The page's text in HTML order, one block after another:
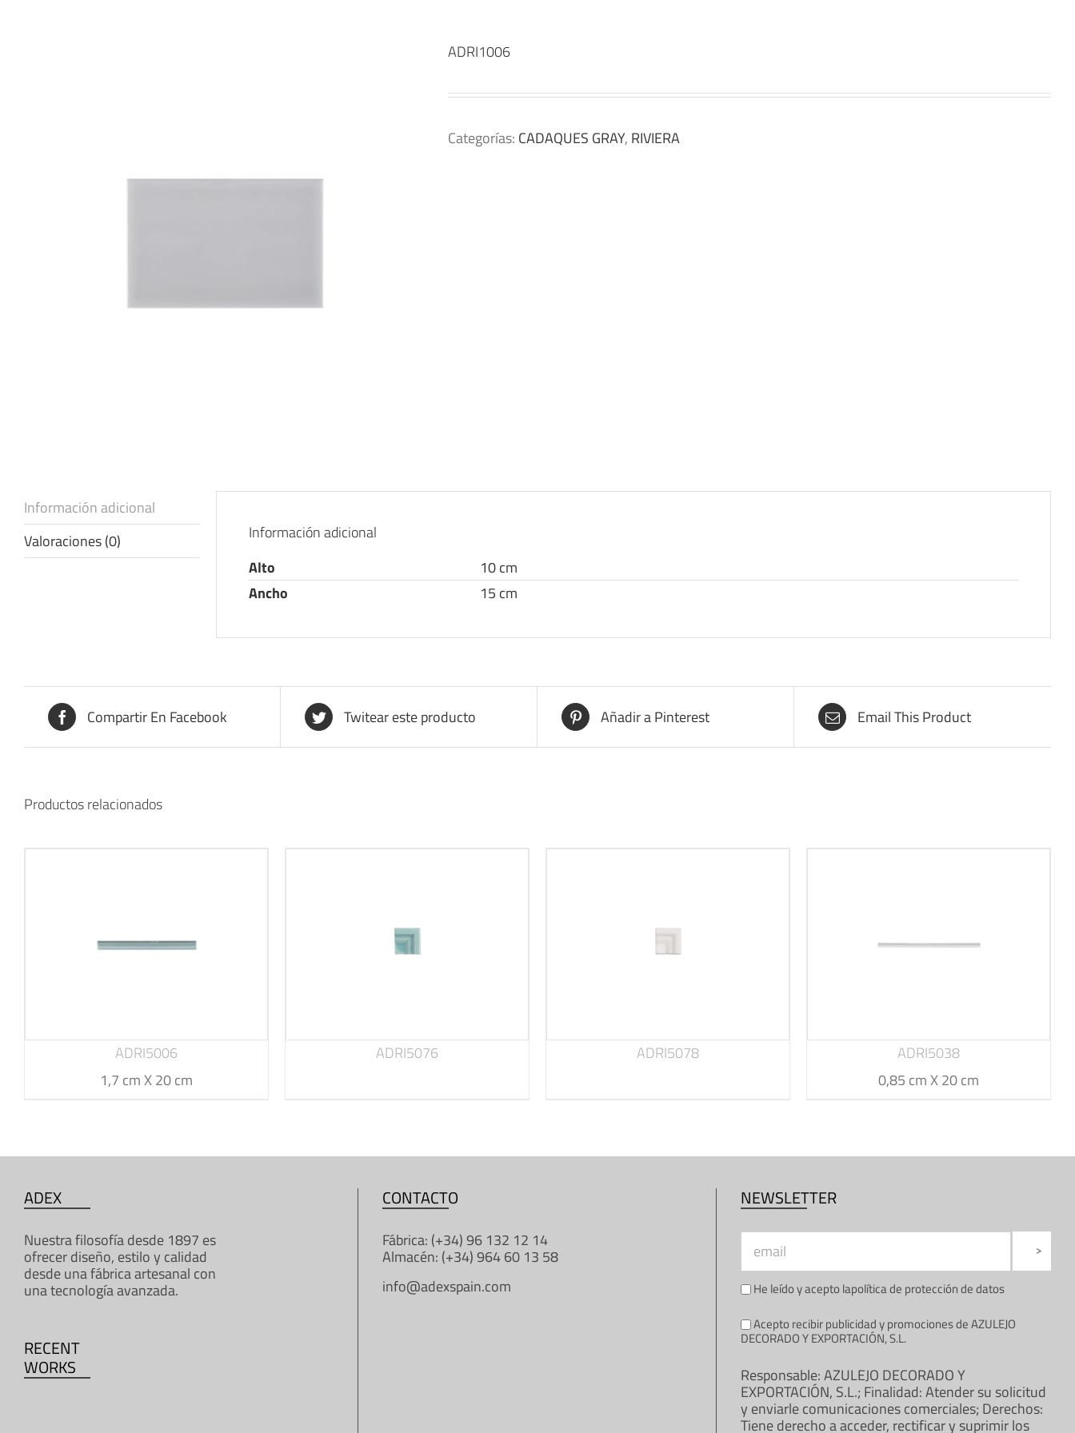
ADRI1006
Categorías: CADAQUES GRAY, RIVIERA
Información adicional
Valoraciones (0)
Información adicional
Alto
10 cm
Ancho
15 cm
Compartir En Facebook Twitear este producto Añadir a Pinterest Email This Product
Productos relacionados
ADRI5006
1,7 cm X 20 cm
ADRI5076 ADRI5078
ADRI5038
0,85 cm X 20 cm
ADEX
Nuestra filosofía desde 1897 es
ofrecer diseño, estilo y calidad
desde una fábrica artesanal con
una tecnología avanzada.
RECENT
WORKS
CONTACTO
Fábrica: (+34) 96 132 12 14
Almacén: (+34) 964 60 13 58
info@adexspain.com
NEWSLETTER
He leído y acepto lapolítica de protección de datos
Acepto recibir publicidad y promociones de AZULEJO
DECORADO Y EXPORTACIÓN, S.L.
Responsable: AZULEJO DECORADO Y
EXPORTACIÓN, S.L.; Finalidad: Atender su solicitud
y enviarle comunicaciones comerciales; Derechos:
Tiene derecho a acceder, rectificar y suprimir los